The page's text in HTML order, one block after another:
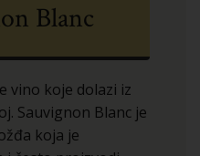
Blanc
vino koje dolazi iz
Sauvignon Blanc je
koja je